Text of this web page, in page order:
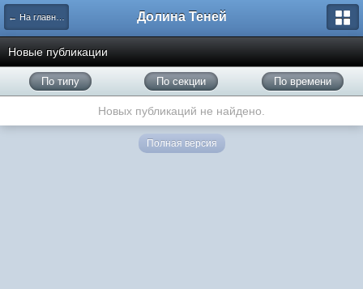
← На главную Долина Теней
Новые публикации
По типу По секции По времени
Новых публикаций не найдено.
Полная версия